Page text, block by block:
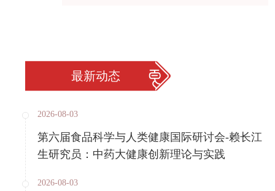
最新动态
2026-08-03
第六届食品科学与人类健康国际研讨会-赖长江
生研究员：中药大健康创新理论与实践
2026-08-03